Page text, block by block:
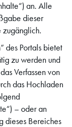
an. Alle
dieser
zugänglich.
des Portals bietet
zu werden und
Verfassen von
das Hochladen
– oder an
dieses Bereiches